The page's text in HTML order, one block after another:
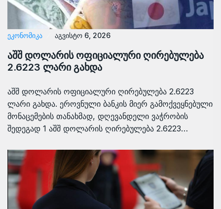
ᲔᲙᲝᲜᲝᲛᲘᲙᲐ აგვისტო 6, 2026
აშშ დოლარის ოფიციალური ღირებულება
2.6223 ლარი გახდა
აშშ დოლარის ოფიციალური ღირებულება 2.6223
ლარი გახდა. ეროვნული ბანკის მიერ გამოქვეყნებული
მონაცემების თანახმად, დღევანდელი ვაჭრობის
შედეგად 1 აშშ დოლარის ღირებულება 2.6223…